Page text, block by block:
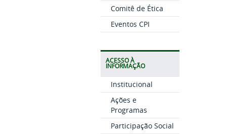
Comitê de Ética
Eventos CPI
ACESSO À
INFORMAÇÃO
Institucional
Ações e
Programas
Participação Social